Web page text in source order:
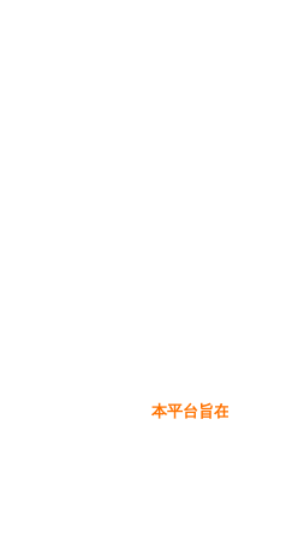
本平台旨在为保健品